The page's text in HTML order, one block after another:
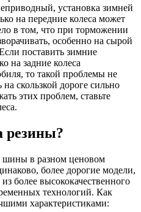
установка зимней
на передние колеса может
в том, что при торможении
особенно на сырой
поставить зимние
на задние колеса
то такой проблемы не
скользкой дороге сильно
этих проблем, ставьте
резины?
шины в разном ценовом
более дорогие модели,
более высококачественного
технологий. Как
характеристиками: